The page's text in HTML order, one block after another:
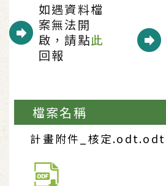
如遇資料檔
案無法開
啟，請點此
回報
檔案名稱
計畫附件_核定.odt.odt